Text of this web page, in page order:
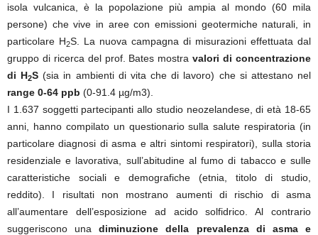
isola vulcanica, è la popolazione più ampia al mondo (60 mila
persone) che vive in aree con emissioni geotermiche naturali, in
particolare H2S. La nuova campagna di misurazioni effettuata dal
gruppo di ricerca del prof. Bates mostravalori di concentrazione
di H2S (sia in ambienti di vita che di lavoro) che si attestano nel
range 0-64 ppb (0-91.4 µg/m3).
I 1.637 soggetti partecipanti allo studio neozelandese, di età 18-65
anni, hanno compilato un questionario sulla salute respiratoria (in
particolare diagnosi di asma e altri sintomi respiratori), sulla storia
residenziale e lavorativa, sull’abitudine al fumo di tabacco e sulle
caratteristiche sociali e demografiche (etnia, titolo di studio,
reddito). I risultati non mostrano aumenti di rischio di asma
all’aumentare dell’esposizione ad acido solfidrico. Al contrario
suggeriscono unadiminuzione della prevalenza di asma e